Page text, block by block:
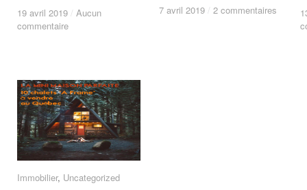
19 avril 2019 / Aucun
commentaire
19 avril 2019 / Aucun
commentaire
7 avril 2019 / 2 commentaires
7 avril 2019 / 2 commentaires
Immobilier, Uncategorized
Immobilier Uncategorized